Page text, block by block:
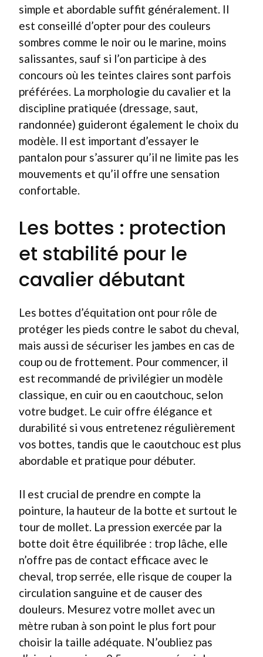
simple et abordable suffit généralement. Il
est conseillé d’opter pour des couleurs
sombres comme le noir ou le marine, moins
salissantes, sauf si l’on participe à des
concours où les teintes claires sont parfois
préférées. La morphologie du cavalier et la
discipline pratiquée (dressage, saut,
randonnée) guideront également le choix du
modèle. Il est important d’essayer le
pantalon pour s’assurer qu’il ne limite pas les
mouvements et qu’il offre une sensation
confortable.
Les bottes : protection
et stabilité pour le
cavalier débutant
Les bottes d’équitation ont pour rôle de
protéger les pieds contre le sabot du cheval,
mais aussi de sécuriser les jambes en cas de
coup ou de frottement. Pour commencer, il
est recommandé de privilégier un modèle
classique, en cuir ou en caoutchouc, selon
votre budget. Le cuir offre élégance et
durabilité si vous entretenez régulièrement
vos bottes, tandis que le caoutchouc est plus
abordable et pratique pour débuter.
Il est crucial de prendre en compte la
pointure, la hauteur de la botte et surtout le
tour de mollet. La pression exercée par la
botte doit être équilibrée : trop lâche, elle
n’offre pas de contact efficace avec le
cheval, trop serrée, elle risque de couper la
circulation sanguine et de causer des
douleurs. Mesurez votre mollet avec un
mètre ruban à son point le plus fort pour
choisir la taille adéquate. N’oubliez pas